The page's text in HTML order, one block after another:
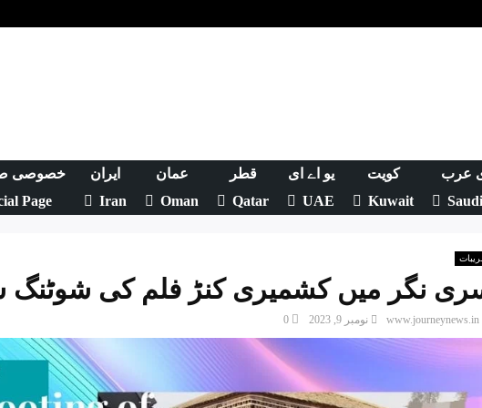
عرب
کویت
Kuwait
یو اے ای
UAE
قطر
Qatar
عمان
Oman
ایران
Iran
خصوصی
Page
نگر میں کشمیری کنڑ فلم کی شوٹنگ
www.journeynews.in نومبر 9, 2023 0